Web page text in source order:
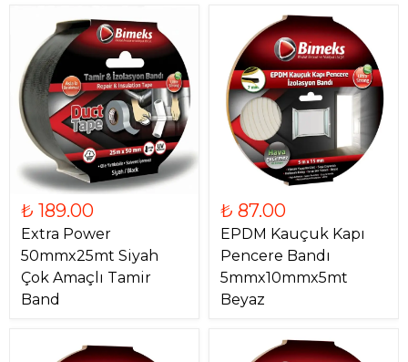
₺ 189.00
Extra Power
50mmx25mt Siyah
Çok Amaçlı Tamir
Band
₺ 87.00
EPDM Kauçuk Kapı
Pencere Bandı
5mmx10mmx5mt
Beyaz